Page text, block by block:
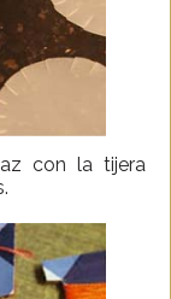
con la tijera